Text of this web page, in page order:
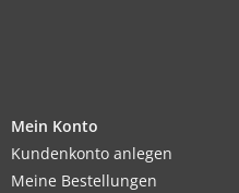
Mein Konto
Kundenkonto anlegen
Meine Bestellungen